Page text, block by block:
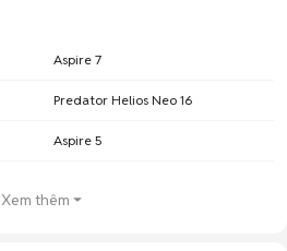
Aspire 7
Predator Helios Neo 16
Aspire 5
Xem thêm